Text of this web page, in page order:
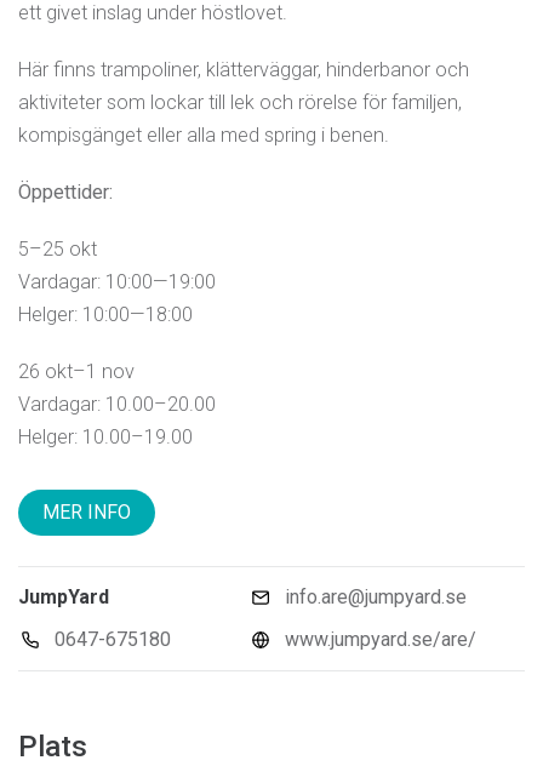
ett givet inslag under höstlovet.
Här finns trampoliner, klätterväggar, hinderbanor och
aktiviteter som lockar till lek och rörelse för familjen,
kompisgänget eller alla med spring i benen.
Öppettider:
5–25 okt
Vardagar: 10:00—19:00
Helger: 10:00—18:00
26 okt–1 nov
Vardagar: 10.00–20.00
Helger: 10.00–19.00
MER INFO
JumpYard
0647-675180
info.are@jumpyard.se
www.jumpyard.se/are/
Plats